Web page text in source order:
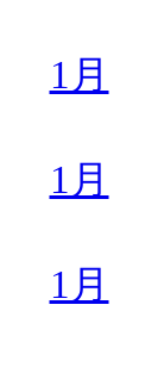
1月
1月
1月